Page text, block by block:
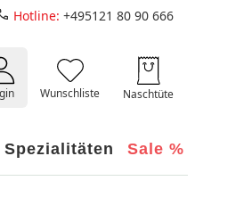
Hotline: +495121 80 90 666
Wunschliste Naschtüte
Spezialitäten Sale %